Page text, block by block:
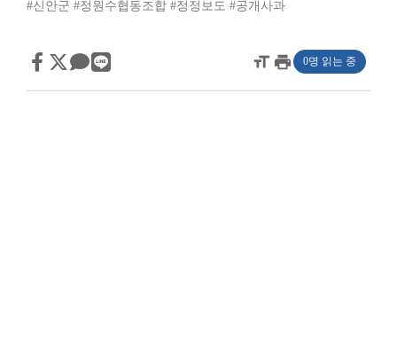
#신안군 #정원수협동조합 #정정보도 #공개사과
format_sizeprint 0명 읽는 중